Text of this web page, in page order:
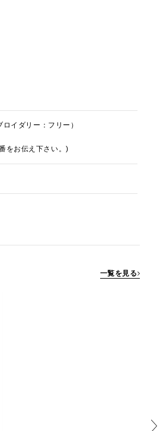
イダリー：フリー）
をお伝え下さい。)
一覧を見る